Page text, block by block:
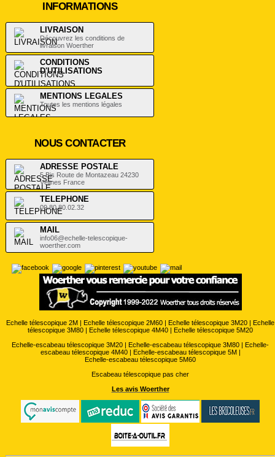
INFORMATIONS
LIVRAISON
Découvrez les conditions de
livraison Woerther
CONDITIONS
D'UTILISATIONS
.
MENTIONS LEGALES
Toutes les mentions légales
NOUS CONTACTER
ADRESSE POSTALE
5 Bis Route de Montazeau 24230
Vélines France
TELEPHONE
09.80.80.02.32
MAIL
info06@echelle-telescopique-
woerther.com
Echelle télescopique 2M Echelle télescopique 2M60 Echelle télescopique 3M20
Echelle
télescopique 3M80
Echelle télescopique 4M40
Echelle télescopique 5M20
Echelle-escabeau télescopique 3M20
Echelle-escabeau télescopique 3M80
Echelle-
escabeau télescopique 4M40| Echelle-escabeau télescopique 5M
Echelle-escabeau télescopique 5M60
Escabeau télescopique pas cher
Les avis Woerther